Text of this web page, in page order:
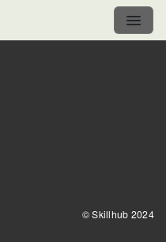
© Skillhub 2024